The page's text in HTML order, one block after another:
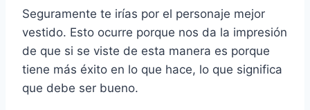
Seguramente te irías por el personaje mejor
vestido. Esto ocurre porque nos da la impresión
de que si se viste de esta manera es porque
tiene más éxito en lo que hace, lo que significa
que debe ser bueno.